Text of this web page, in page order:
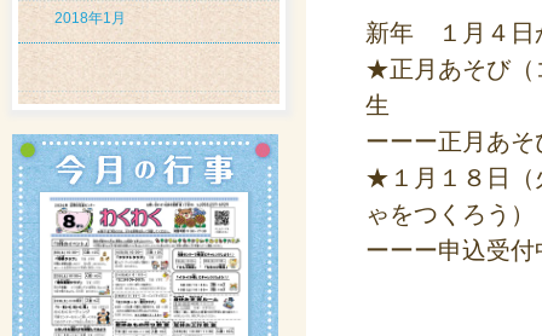
2018年1月
新年 １月４日
★正月あそび（
生
ーーー正月あ
★１月１８日（
ゃをつくろう）
ーーー申込受